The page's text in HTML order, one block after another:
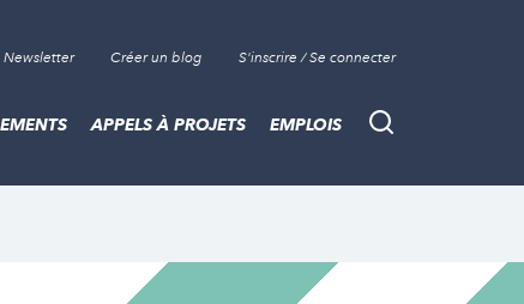
Newsletter Créer un blog S'inscrire / Se connecter
Recherche
APPELS À PROJETS EMPLOIS